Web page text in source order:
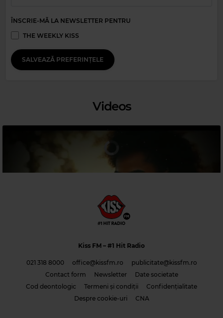
Magic 80s Hits
EVERYBODY WANTS TO RULE THE WORLD
ÎNSCRIE-MĂ LA NEWSLETTER PENTRU
THE WEEKLY KISS
SALVEAZĂ PREFERINȚELE
Videos
Costi & Adrian Saguna & Benzol – Solo tu -1
Kiss FM – #1 Hit Radio
021 318 8000 office@kissfm.ro
publicitate@kissfm.ro
Contact form
Newsletter
Date societate
Cod deontologic
Termeni și condiții
Confidențialitate
Despre cookie-uri
CNA